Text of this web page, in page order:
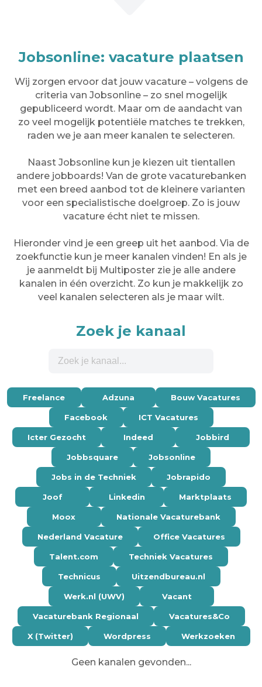
Jobsonline: vacature plaatsen
Wij zorgen ervoor dat jouw vacature – volgens de
criteria van Jobsonline – zo snel mogelijk
gepubliceerd wordt. Maar om de aandacht van
zo veel mogelijk potentiële matches te trekken,
raden we je aan meer kanalen te selecteren.
Naast Jobsonline kun je kiezen uit tientallen
andere jobboards! Van de grote vacaturebanken
met een breed aanbod tot de kleinere varianten
voor een specialistische doelgroep. Zo is jouw
vacature écht niet te missen.
Hieronder vind je een greep uit het aanbod. Via de
zoekfunctie kun je meer kanalen vinden! En als je
je aanmeldt bij Multiposter zie je alle andere
kanalen in één overzicht. Zo kun je makkelijk zo
veel kanalen selecteren als je maar wilt.
Zoek je kanaal
Freelance Adzuna Bouw Vacatures
Facebook ICT Vacatures
Icter Gezocht Indeed Jobbird
Jobbsquare Jobsonline
Jobs in de Techniek Jobrapido
Joof Linkedin Marktplaats
Moox Nationale Vacaturebank
Nederland Vacature Office Vacatures
Talent.com Techniek Vacatures
Technicus Uitzendbureau.nl
Werk.nl (UWV) Vacant
Vacaturebank Regionaal Vacatures&Co
X (Twitter) Wordpress Werkzoeken
Geen kanalen gevonden...